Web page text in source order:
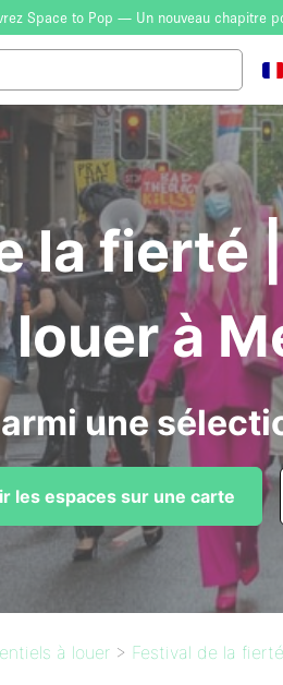
Space to Pop — Un nouveau chapitre
la fierté
louer à
une
les espaces sur une carte
à louer > Festival de la fierté